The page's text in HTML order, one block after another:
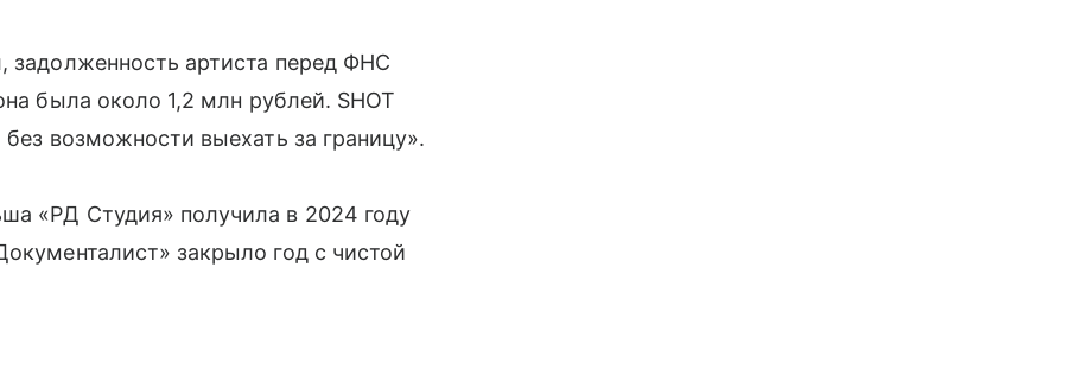
задолженность артиста перед ФНС
была около 1,2 млн рублей. SHOT
возможности выехать за границу».
«РД Студия» получила в 2024 году
закрыло год с чистой